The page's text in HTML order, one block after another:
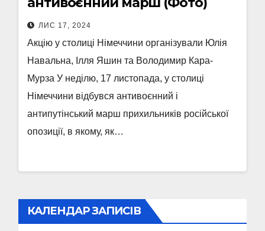
ЛИС 17, 2024
Акцію у столиці Німеччини організували Юлія
Навальна, Ілля Яшин та Володимир Кара-
Мурза У неділю, 17 листопада, у столиці
Німеччини відбувся антивоєнний і
антипутінський марш прихильників російської
опозиції, в якому, як…
КАЛЕНДАР ЗАПИСІВ